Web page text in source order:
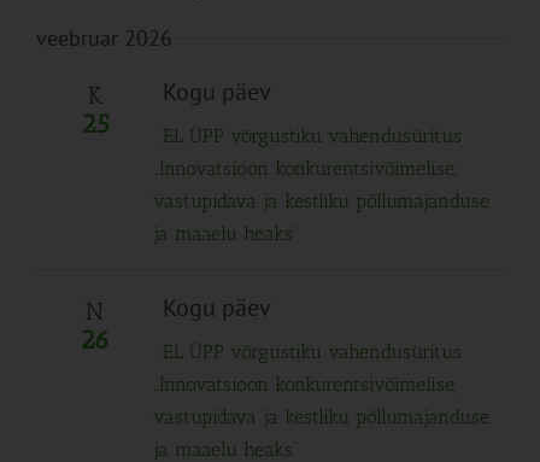
veebruar 2026
K
25
Kogu päev
EL ÜPP võrgustiku vahendusüritus
„Innovatsioon konkurentsivõimelise,
vastupidava ja kestliku põllumajanduse
ja maaelu heaks”
N
26
Kogu päev
EL ÜPP võrgustiku vahendusüritus
„Innovatsioon konkurentsivõimelise,
vastupidava ja kestliku põllumajanduse
ja maaelu heaks”